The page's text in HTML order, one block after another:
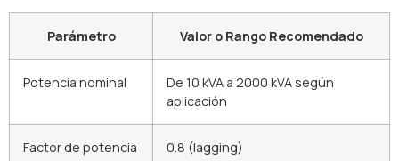
Parámetro Valor o Rango Recomendado
Potencia nominal
De 10 kVA a 2000 kVA según
aplicación
Factor de potencia 0.8 (lagging)